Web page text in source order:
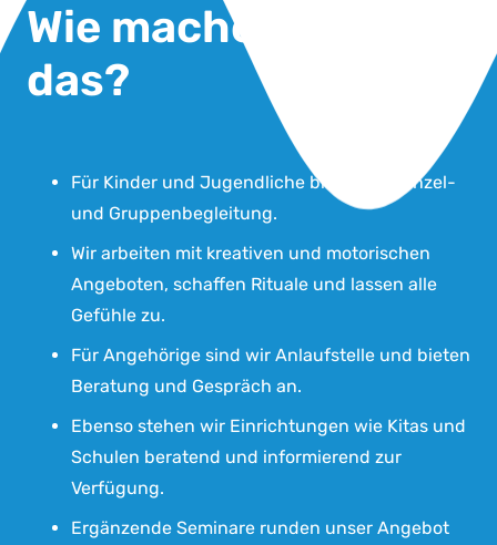
Wie machen wir
das?
Für Kinder und Jugendliche bieten wir Einzel-
und Gruppenbegleitung.
Wir arbeiten mit kreativen und motorischen
Angeboten, schaffen Rituale und lassen alle
Gefühle zu.
Für Angehörige sind wir Anlaufstelle und bieten
Beratung und Gespräch an.
Ebenso stehen wir Einrichtungen wie Kitas und
Schulen beratend und informierend zur
Verfügung.
Ergänzende Seminare runden unser Angebot